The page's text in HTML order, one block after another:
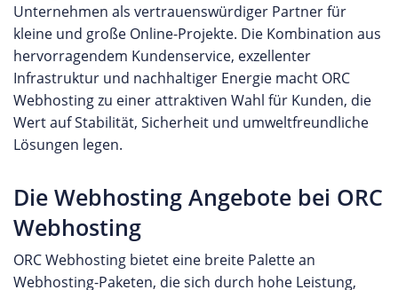
Unternehmen als vertrauenswürdiger Partner für
kleine und große Online-Projekte. Die Kombination aus
hervorragendem Kundenservice, exzellenter
Infrastruktur und nachhaltiger Energie macht ORC
Webhosting zu einer attraktiven Wahl für Kunden, die
Wert auf Stabilität, Sicherheit und umweltfreundliche
Lösungen legen.
Die Webhosting Angebote bei ORC
Webhosting
ORC Webhosting bietet eine breite Palette an
Webhosting-Paketen, die sich durch hohe Leistung,